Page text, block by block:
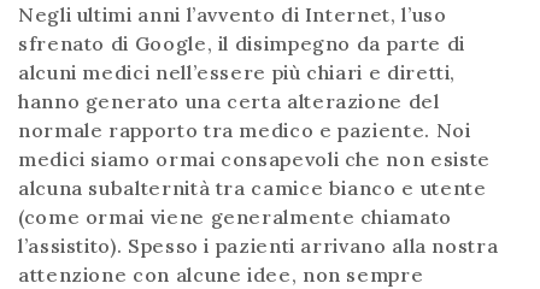
Negli ultimi anni l’avvento di Internet, l’uso
sfrenato di Google, il disimpegno da parte di
alcuni medici nell’essere più chiari e diretti,
hanno generato una certa alterazione del
normale rapporto tra medico e paziente. Noi
medici siamo ormai consapevoli che non esiste
alcuna subalternità tra camice bianco e utente
(come ormai viene generalmente chiamato
l’assistito). Spesso i pazienti arrivano alla nostra
attenzione con alcune idee, non sempre